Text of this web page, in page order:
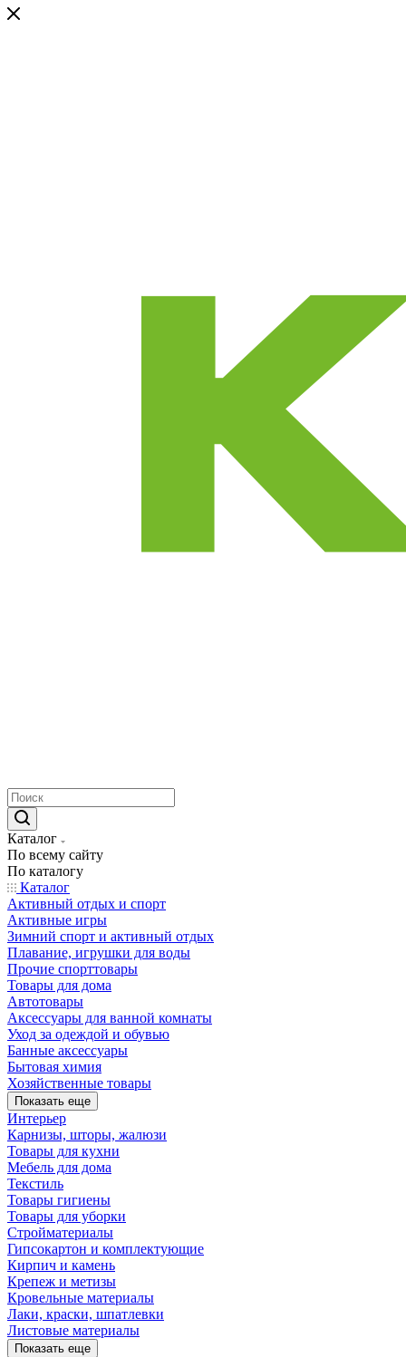
Каталог
По всему сайту
По каталогу
Каталог
Активный отдых и спорт
Активные игры
Зимний спорт и активный отдых
Плавание, игрушки для воды
Прочие спорттовары
Товары для дома
Автотовары
Аксессуары для ванной комнаты
Уход за одеждой и обувью
Банные аксессуары
Бытовая химия
Хозяйственные товары
Показать еще
Интерьер
Карнизы, шторы, жалюзи
Товары для кухни
Мебель для дома
Текстиль
Товары гигиены
Товары для уборки
Стройматериалы
Гипсокартон и комплектующие
Кирпич и камень
Крепеж и метизы
Кровельные материалы
Лаки, краски, шпатлевки
Листовые материалы
Показать еще